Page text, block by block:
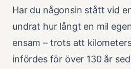
Har du någonsin stått vid
undrat hur långt en mil
ensam – trots att
infördes för över 130 år